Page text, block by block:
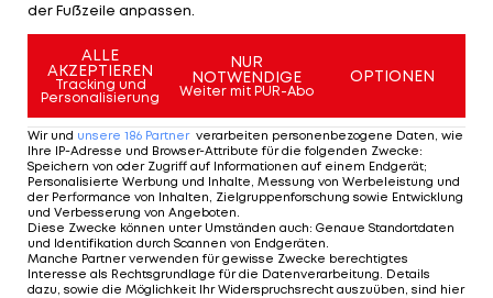
TEILEN
KOMMENTARE
der Fußzeile anpassen.
ALLE
AKZEPTIEREN
Tracking und
Personalisierung
NUR
NOTWENDIGE
Weiter mit PUR-Abo
OPTIONEN
Wir und unsere 186 Partner verarbeiten personenbezogene Daten, wie
Ihre IP-Adresse und Browser-Attribute für die folgenden Zwecke:
Speichern von oder Zugriff auf Informationen auf einem Endgerät;
Personalisierte Werbung und Inhalte, Messung von Werbeleistung und
der Performance von Inhalten, Zielgruppenforschung sowie Entwicklung
und Verbesserung von Angeboten.
Diese Zwecke können unter Umständen auch: Genaue Standortdaten
und Identifikation durch Scannen von Endgeräten.
Manche Partner verwenden für gewisse Zwecke berechtigtes
Interesse als Rechtsgrundlage für die Datenverarbeitung. Details
dazu, sowie die Möglichkeit Ihr Widerspruchsrecht auszuüben, sind hier